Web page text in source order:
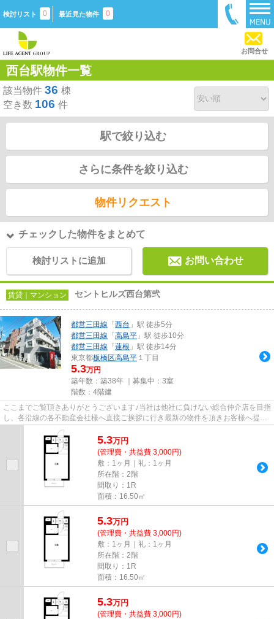
検討リスト 0 最近見た物件 0
お問合せ
西台駅物件一覧
該当物件 36 棟
空き数 106 件
駅で絞り込む
さらに条件を絞り込む
物件リクエスト
チェックした物件をまとめて
検討リストに追加 お問い合わせ
賃貸｜マンション セントヒルズ西台第弐
都営三田線 「 西台 」駅 徒歩5分
都営三田線 「 高島平 」駅 徒歩10分
都営三田線 「 蓮根 」駅 徒歩14分
東京都板橋区高島平 １丁目
5.3万円
築年数：築38年 ｜募集中： 3室
階数：4階建
ここまでご覧頂きありがとうございます♪当社は他社に負けない総合仲介店を目指
し、各沿線の各不動産会社様へ直接ご挨拶に行き最新の物件を頂きお客様へ提供
しております！最新の情報は...
5.3万円
(管理費・共益費 3,000円)
敷：1ヶ月｜礼：1ヶ月
所在階：2階
間取り：1R
面積：16.50㎡
5.3万円
(管理費・共益費 3,000円)
敷：1ヶ月｜礼：1ヶ月
所在階：2階
間取り：1R
面積：16.50㎡
5.3万円
(管理費・共益費 3,000円)